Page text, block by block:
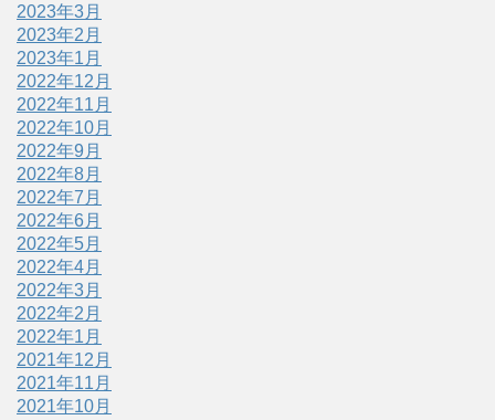
2023年3月
2023年2月
2023年1月
2022年12月
2022年11月
2022年10月
2022年9月
2022年8月
2022年7月
2022年6月
2022年5月
2022年4月
2022年3月
2022年2月
2022年1月
2021年12月
2021年11月
2021年10月